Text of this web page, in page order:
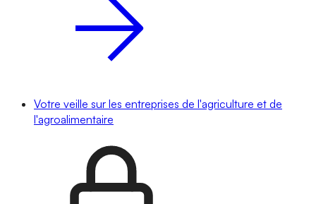
Votre veille sur les entreprises de l'agriculture et de
l'agroalimentaire